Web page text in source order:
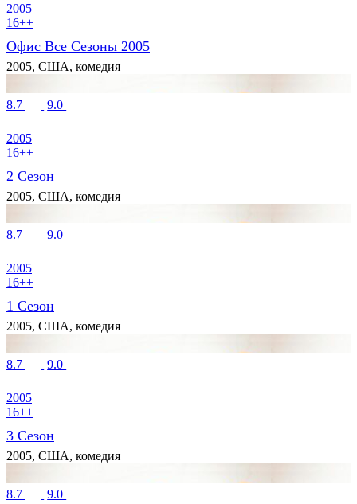
2005
16++
Офис Все Сезоны 2005
2005, США, комедия
8.7 9.0
2005
16++
2 Сезон
2005, США, комедия
8.7 9.0
2005
16++
1 Сезон
2005, США, комедия
8.7 9.0
2005
16++
3 Сезон
2005, США, комедия
8.7 9.0